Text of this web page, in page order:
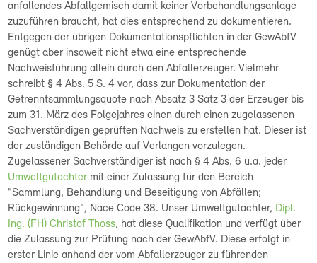
anfallendes Abfallgemisch damit keiner Vorbehandlungsanlage
zuzuführen braucht, hat dies entsprechend zu dokumentieren.
Entgegen der übrigen Dokumentationspflichten in der GewAbfV
genügt aber insoweit nicht etwa eine entsprechende
Nachweisführung allein durch den Abfallerzeuger. Vielmehr
schreibt § 4 Abs. 5 S. 4 vor, dass zur Dokumentation der
Getrenntsammlungsquote nach Absatz 3 Satz 3 der Erzeuger bis
zum 31. März des Folgejahres einen durch einen zugelassenen
Sachverständigen geprüften Nachweis zu erstellen hat. Dieser ist
der zuständigen Behörde auf Verlangen vorzulegen.
Zugelassener Sachverständiger ist nach § 4 Abs. 6 u.a. jeder
Umweltgutachter mit einer Zulassung für den Bereich
"Sammlung, Behandlung und Beseitigung von Abfällen;
Rückgewinnung", Nace Code 38. Unser Umweltgutachter, Dipl.
Ing. (FH) Christof Thoss, hat diese Qualifikation und verfügt über
die Zulassung zur Prüfung nach der GewAbfV. Diese erfolgt in
erster Linie anhand der vom Abfallerzeuger zu führenden